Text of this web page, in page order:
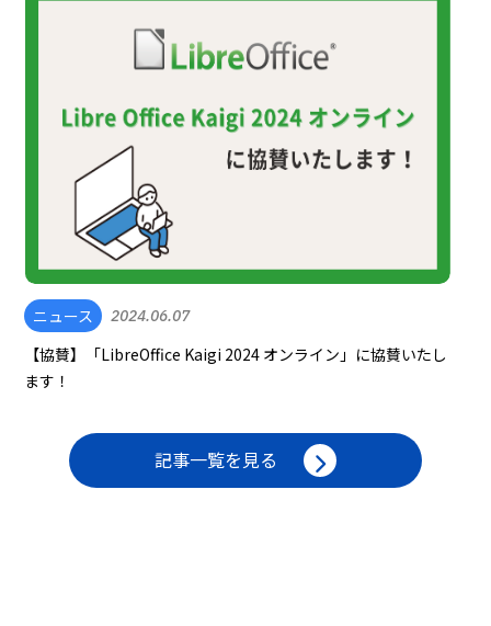
ニュース 2024.06.07
【協賛】「LibreOffice Kaigi 2024 オンライン」に協賛いたし
ます！
記事一覧を見る